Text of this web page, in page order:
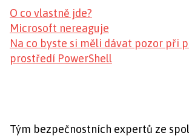
O co vlastně jde?
Microsoft nereaguje
Na co byste si měli dávat pozor při
prostředí PowerShell
Tým bezpečnostních expertů ze